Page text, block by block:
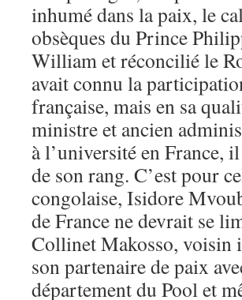
inhumé dans la paix, le
obsèques du Prince
William et réconcilié le
avait connu la
française, mais en sa
ministre et ancien
à l’université en France,
de son rang. C’est pour
congolaise, Isidore
de France ne devrait se
Collinet Makosso, voisin
son partenaire de paix
département du Pool et